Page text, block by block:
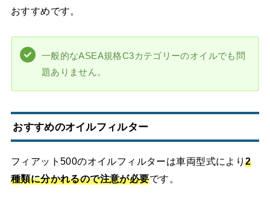
おすすめです。
一般的なASEA規格C3カテゴリーのオイルでも問
題ありません。
おすすめのオイルフィルター
フィアット500のオイルフィルターは車両型式により2
種類に分かれるので注意が必要です。